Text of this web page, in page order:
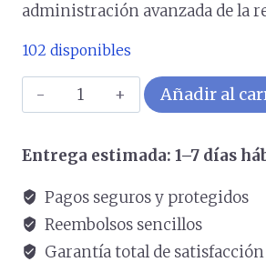
administración avanzada de la
102 disponibles
Punto
de
Gigabit
de
Doble
Banda
Añadir al
Entrega estimada: 1–7 días
Pagos seguros y protegidos
Reembolsos sencillos
Garantía total de satisfacción